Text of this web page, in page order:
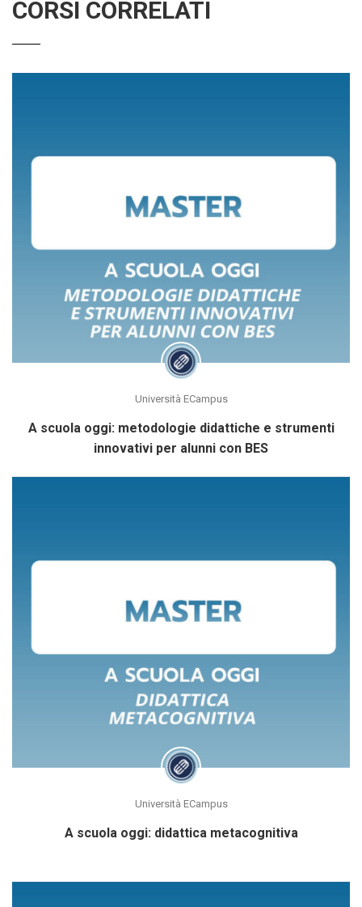
CORSI CORRELATI
Università ECampus
A scuola oggi: metodologie didattiche e strumenti
innovativi per alunni con BES
Università ECampus
A scuola oggi: didattica metacognitiva